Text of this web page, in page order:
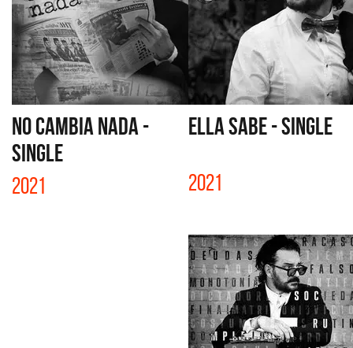
NO CAMBIA NADA -
SINGLE
2021
ELLA SABE - SINGLE
2021